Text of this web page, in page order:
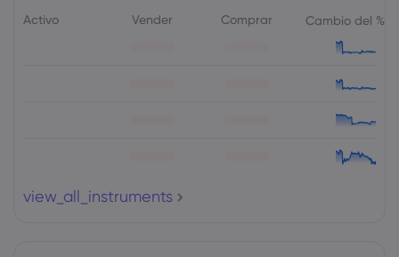
Activo Vender Comprar Cambio del %
view_all_instruments